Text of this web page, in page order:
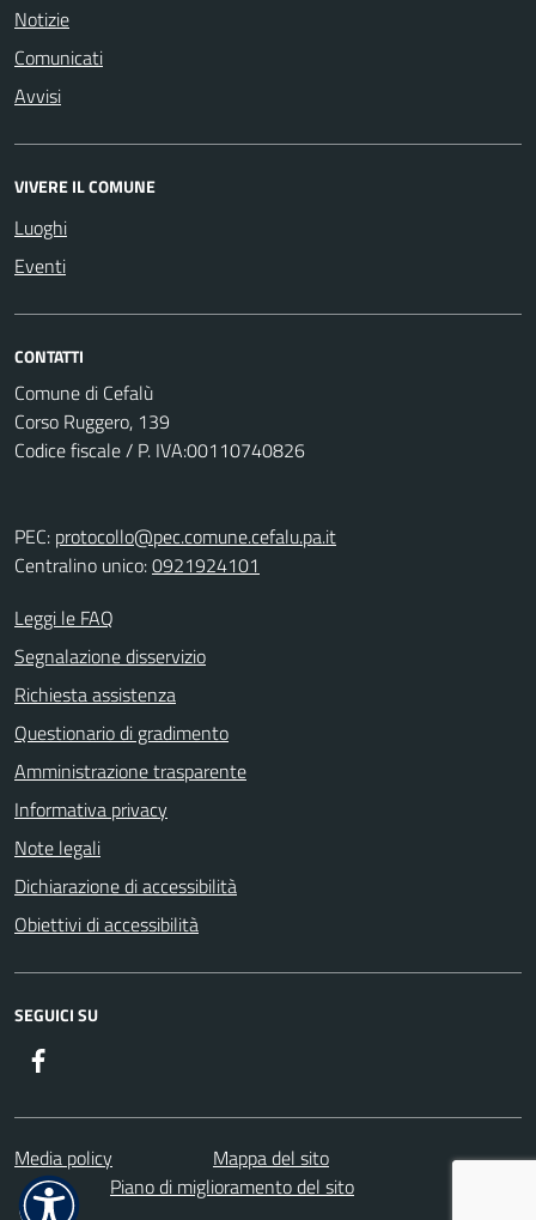
Notizie
Comunicati
Avvisi
VIVERE IL COMUNE
Luoghi
Eventi
CONTATTI
Comune di Cefalù
Corso Ruggero, 139
Codice fiscale / P. IVA:00110740826
PEC: protocollo@pec.comune.cefalu.pa.it
Centralino unico:0921924101
Leggi le FAQ
Segnalazione disservizio
Richiesta assistenza
Questionario di gradimento
Amministrazione trasparente
Informativa privacy
Note legali
Dichiarazione di accessibilità
Obiettivi di accessibilità
SEGUICI SU
Media policy
Mappa del sito
Piano di miglioramento del sito